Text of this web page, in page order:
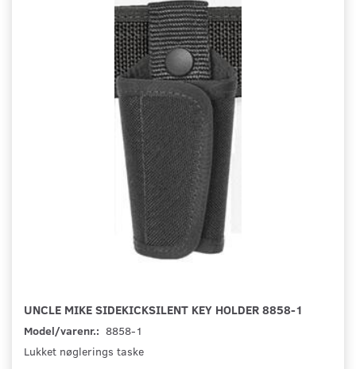
UNCLE MIKE SIDEKICKSILENT KEY HOLDER 8858-1
Model/varenr.: 8858-1
Lukket nøglerings taske